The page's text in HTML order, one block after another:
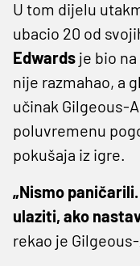
U tom dijelu
ubacio 20 od
Edwards je bio
nije razmahao, a
učinak Gilgeous-
poluvremenu
pokušaja iz igre.
„Nismo
ulaziti, ako
rekao je